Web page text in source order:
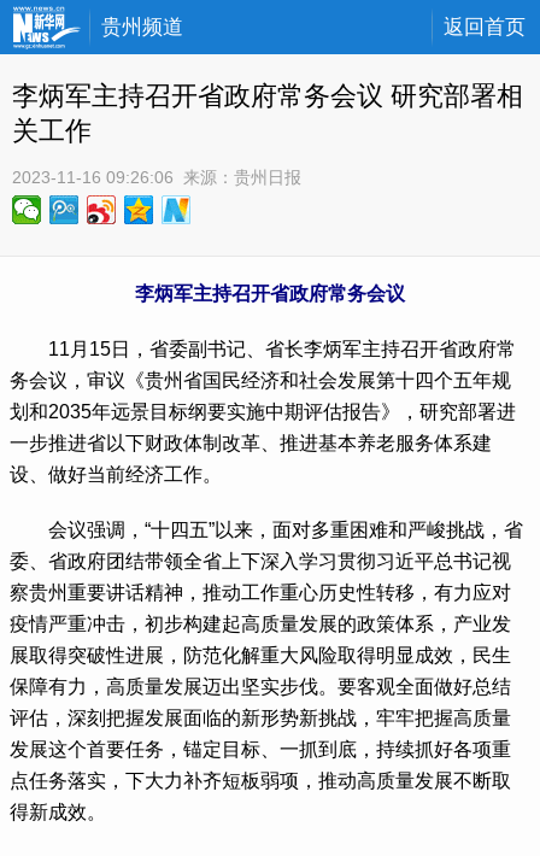
贵州频道 返回首页
李炳军主持召开省政府常务会议 研究部署相
关工作
2023-11-16 09:26:06 来源： 贵州日报
李炳军主持召开省政府常务会议
11月15日，省委副书记、省长李炳军主持召开省政府常
务会议，审议《贵州省国民经济和社会发展第十四个五年规
划和2035年远景目标纲要实施中期评估报告》，研究部署进
一步推进省以下财政体制改革、推进基本养老服务体系建
设、做好当前经济工作。
会议强调，“十四五”以来，面对多重困难和严峻挑战，省
委、省政府团结带领全省上下深入学习贯彻习近平总书记视
察贵州重要讲话精神，推动工作重心历史性转移，有力应对
疫情严重冲击，初步构建起高质量发展的政策体系，产业发
展取得突破性进展，防范化解重大风险取得明显成效，民生
保障有力，高质量发展迈出坚实步伐。要客观全面做好总结
评估，深刻把握发展面临的新形势新挑战，牢牢把握高质量
发展这个首要任务，锚定目标、一抓到底，持续抓好各项重
点任务落实，下大力补齐短板弱项，推动高质量发展不断取
得新成效。